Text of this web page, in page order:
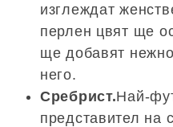
изглеждат
перлен цвят ще
ще добавят
него.
Сребрист.Най-
представител на